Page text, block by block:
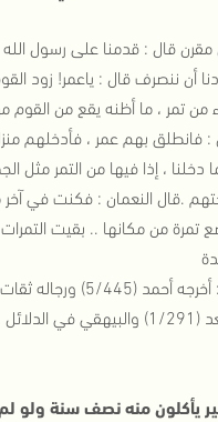
مقرن قال : قدمنا على رسول الله
أن ننصرف قال : ياعمر! زود
تمر ، ما أظنه يقع من القوم
فانطلق بهم عمر ، فأدخلهم
دخلنا ، إذا فيها من التمر مثل
.قال النعمان : فكنت في
تمرة من مكانها .. بقيت
]حديث حسن : أخرجه أحمد
.[
يأكلون منه نصف سنة ولو لم